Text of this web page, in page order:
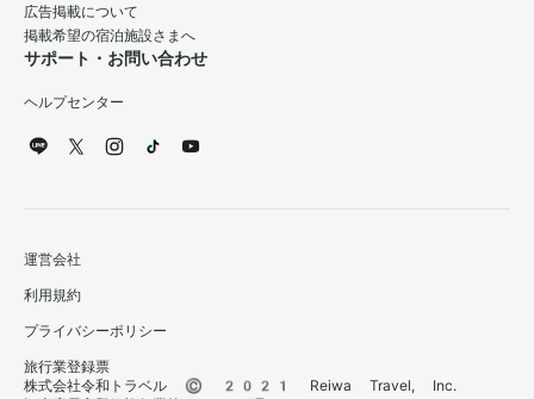
広告掲載について
掲載希望の宿泊施設さまへ
サポート・お問い合わせ
ヘルプセンター
運営会社
利用規約
プライバシーポリシー
旅行業登録票
株式会社令和トラベル © 2021 Reiwa Travel, Inc.